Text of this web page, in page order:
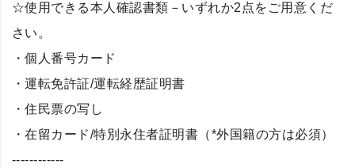
☆使用できる本人確認書類－いずれか2点をご用意くだ
さい。
・個人番号カード
・運転免許証/運転経歴証明書
・住民票の写し
・在留カード/特別永住者証明書（*外国籍の方は必須）
------------